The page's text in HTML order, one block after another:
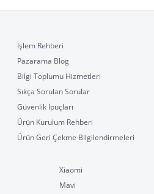
İşlem Rehberi
Pazarama Blog
Bilgi Toplumu Hizmetleri
Sıkça Sorulan Sorular
Güvenlik İpuçları
Ürün Kurulum Rehberi
Ürün Geri Çekme Bilgilendirmeleri
Xiaomi
Mavi